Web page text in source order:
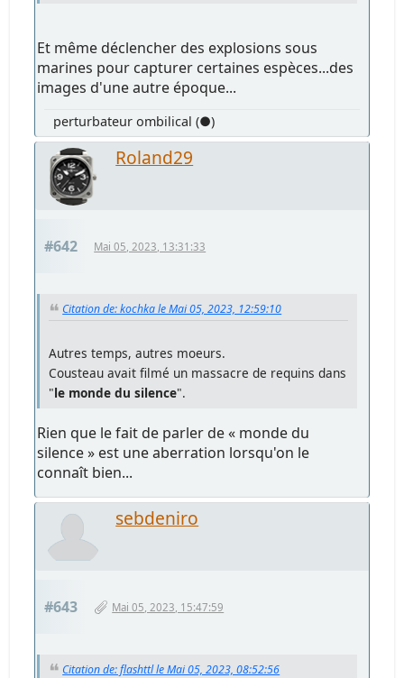
Et même déclencher des explosions sous
marines pour capturer certaines espèces...des
images d'une autre époque...
perturbateur ombilical (●)
Roland29
#642 Mai 05, 2023, 13:31:33
Citation de: kochka le Mai 05, 2023, 12:59:10
Autres temps, autres moeurs.
Cousteau avait filmé un massacre de requins dans
"le monde du silence".
Rien que le fait de parler de « monde du
silence » est une aberration lorsqu'on le
connaît bien...
sebdeniro
#643 Mai 05, 2023, 15:47:59
Citation de: flashttl le Mai 05, 2023, 08:52:56